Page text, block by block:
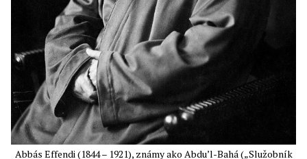
Abbás Effendi (1844 – 1921), známy ako Abdu’l-Bahá („Služobník